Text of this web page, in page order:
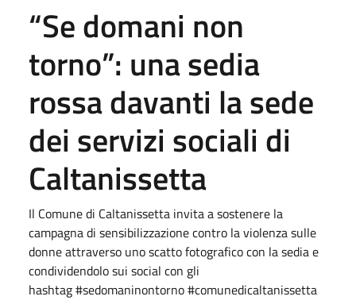
“Se domani non
torno”: una sedia
rossa davanti la sede
dei servizi sociali di
Caltanissetta
Il Comune di Caltanissetta invita a sostenere la
campagna di sensibilizzazione contro la violenza sulle
donne attraverso uno scatto fotografico con la sedia e
condividendolo sui social con gli
hashtag #sedomaninontorno #comunedicaltanissetta